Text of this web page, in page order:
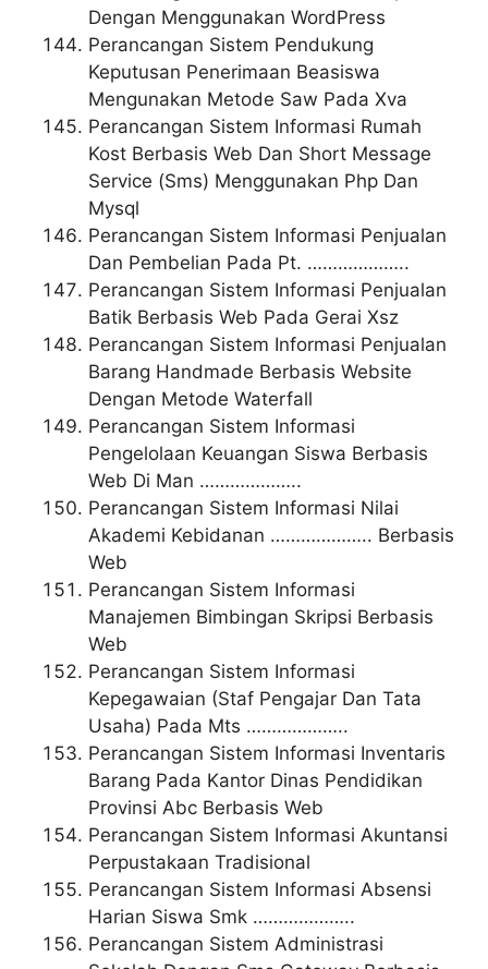
Dengan Menggunakan WordPress
Perancangan Sistem Pendukung
Keputusan Penerimaan Beasiswa
Mengunakan Metode Saw Pada Xva
Perancangan Sistem Informasi Rumah
Kost Berbasis Web Dan Short Message
Service (Sms) Menggunakan Php Dan
Mysql
Perancangan Sistem Informasi Penjualan
Dan Pembelian Pada Pt. ………………..
Perancangan Sistem Informasi Penjualan
Batik Berbasis Web Pada Gerai Xsz
Perancangan Sistem Informasi Penjualan
Barang Handmade Berbasis Website
Dengan Metode Waterfall
Perancangan Sistem Informasi
Pengelolaan Keuangan Siswa Berbasis
Web Di Man ………………..
Perancangan Sistem Informasi Nilai
Akademi Kebidanan ……………….. Berbasis
Web
Perancangan Sistem Informasi
Manajemen Bimbingan Skripsi Berbasis
Web
Perancangan Sistem Informasi
Kepegawaian (Staf Pengajar Dan Tata
Usaha) Pada Mts ………………..
Perancangan Sistem Informasi Inventaris
Barang Pada Kantor Dinas Pendidikan
Provinsi Abc Berbasis Web
Perancangan Sistem Informasi Akuntansi
Perpustakaan Tradisional
Perancangan Sistem Informasi Absensi
Harian Siswa Smk ………………..
Perancangan Sistem Administrasi